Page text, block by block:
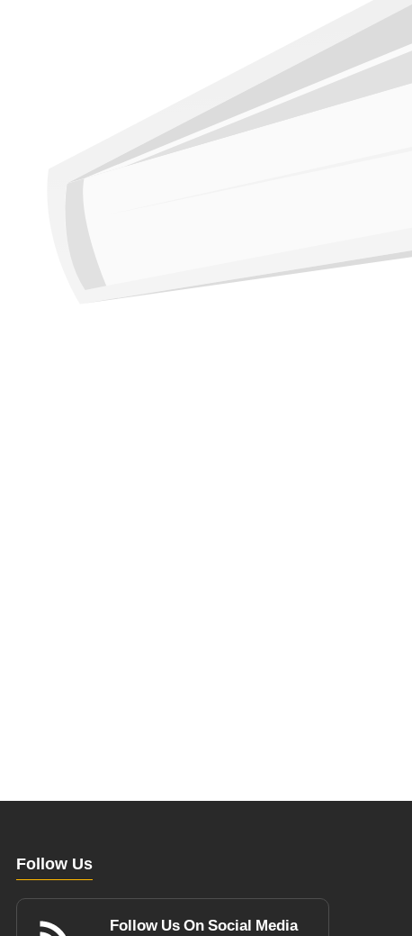
Follow Us
Follow Us On Social Media